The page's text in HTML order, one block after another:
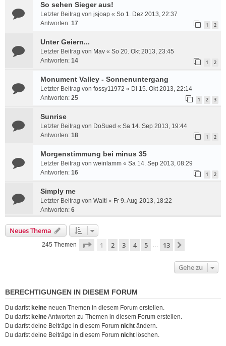
So sehen Sieger aus!
Letzter Beitrag von jsjoap « So 1. Dez 2013, 22:37
Antworten: 17 1 2
Unter Geiern...
Letzter Beitrag von Mav « So 20. Okt 2013, 23:45
Antworten: 14 1 2
Monument Valley - Sonnenuntergang
Letzter Beitrag von fossy11972 « Di 15. Okt 2013, 22:14
Antworten: 25 1 2 3
Sunrise
Letzter Beitrag von DoSued « Sa 14. Sep 2013, 19:44
Antworten: 18 1 2
Morgenstimmung bei minus 35
Letzter Beitrag von weinlamm « Sa 14. Sep 2013, 08:29
Antworten: 16 1 2
Simply me
Letzter Beitrag von Walti « Fr 9. Aug 2013, 18:22
Antworten: 6
Neues Thema
245 Themen Seite 1von 13
1 2 3 4 5 … 13
Gehe zu
BERECHTIGUNGEN IN DIESEM FORUM
Du darfst keine neuen Themen in diesem Forum erstellen.
Du darfst keineAntworten zu Themen in diesem Forum erstellen.
Du darfst deine Beiträge in diesem Forum nicht ändern.
Du darfst deine Beiträge in diesem Forum nicht löschen.